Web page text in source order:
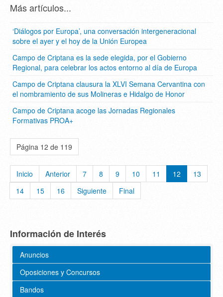
Más artículos...
‘Diálogos por Europa’, una conversación intergeneracional
sobre el ayer y el hoy de la Unión Europea
Campo de Criptana es la sede elegida, por el Gobierno
Regional, para celebrar los actos entorno al día de Europa
Campo de Criptana clausura la XLVI Semana Cervantina con
el nombramiento de sus Molineras e Hidalgo de Honor
Campo de Criptana acoge las Jornadas Regionales
Formativas PROA+
Página 12 de 119
Inicio Anterior 7 8 9 10 11 12
13
14
15 16 Siguiente Final
Información de Interés
Anuncios
Oposiciones y Concursos
Bandos